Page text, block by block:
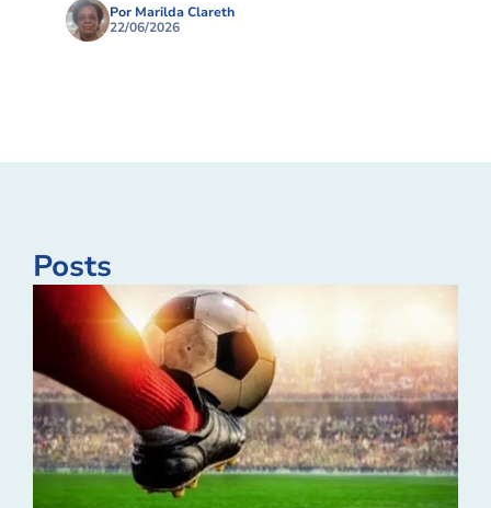
Por Marilda Clareth
22/06/2026
Posts